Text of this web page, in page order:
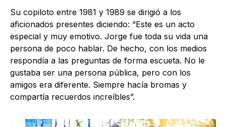
Su copiloto entre 1981 y 1989 se dirigió a los
aficionados presentes diciendo: “Este es un acto
especial y muy emotivo. Jorge fue toda su vida una
persona de poco hablar. De hecho, con los medios
respondía a las preguntas de forma escueta. No le
gustaba ser una persona pública, pero con los
amigos era diferente. Siempre hacía bromas y
compartía recuerdos increíbles”.